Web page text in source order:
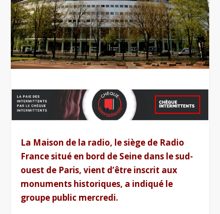
La Maison de la radio, le siège de Radio
France situé en bord de Seine dans le sud-
ouest de Paris, vient d’être inscrit aux
monuments historiques, a indiqué le
groupe public mercredi.